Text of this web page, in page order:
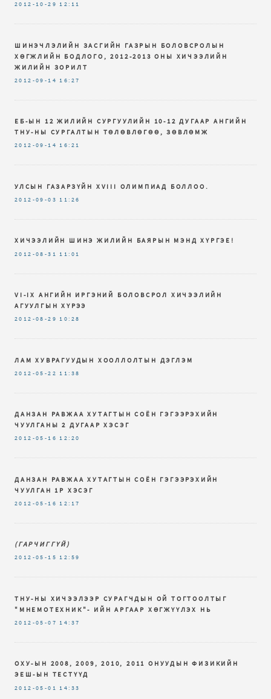
2012-10-29 12:11
ШИНЭЧЛЭЛИЙН ЗАСГИЙН ГАЗРЫН БОЛОВСРОЛЫН
ХӨГЖЛИЙН БОДЛОГО, 2012-2013 ОНЫ ХИЧЭЭЛИЙН
ЖИЛИЙН ЗОРИЛТ
2012-09-14 16:27
ЕБ-ЫН 12 ЖИЛИЙН СУРГУУЛИЙН 10-12 ДУГААР АНГИЙН
ТНУ-НЫ СУРГАЛТЫН ТӨЛӨВЛӨГӨӨ, ЗӨВЛӨМЖ
2012-09-14 16:21
УЛСЫН ГАЗАРЗҮЙН XVIII ОЛИМПИАД БОЛЛОО.
2012-09-03 11:26
ХИЧЭЭЛИЙН ШИНЭ ЖИЛИЙН БАЯРЫН МЭНД ХҮРГЭЕ!
2012-08-31 11:01
VI-IX AНГИЙН ИРГЭНИЙ БОЛОВСРОЛ ХИЧЭЭЛИЙН
АГУУЛГЫН ХҮРЭЭ
2012-08-29 10:28
ЛАМ ХУВРАГУУДЫН ХООЛЛОЛТЫН ДЭГЛЭМ
2012-05-22 11:38
ДАНЗАН РАВЖАА ХУТАГТЫН СОЁН ГЭГЭЭРЭХИЙН
ЧУУЛГАНЫ 2 ДУГААР ХЭСЭГ
2012-05-16 12:20
ДАНЗАН РАВЖАА ХУТАГТЫН СОЁН ГЭГЭЭРЭХИЙН
ЧУУЛГАН 1Р ХЭСЭГ
2012-05-16 12:17
(ГАРЧИГГҮЙ)
2012-05-15 12:59
ТНУ-НЫ ХИЧЭЭЛЭЭР СУРАГЧДЫН ОЙ ТОГТООЛТЫГ
"МНЕМОТЕХНИК"- ИЙН АРГААР ХӨГЖҮҮЛЭХ НЬ
2012-05-07 14:37
ОХУ-ЫН 2008, 2009, 2010, 2011 ОНУУДЫН ФИЗИКИЙН
ЭЕШ-ЫН ТЕСТҮҮД
2012-05-01 14:33